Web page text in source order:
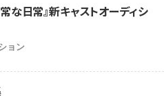
日常』新キャストオーディシ
ョン